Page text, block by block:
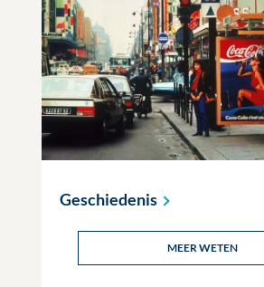
Geschiedenis
MEER WETEN